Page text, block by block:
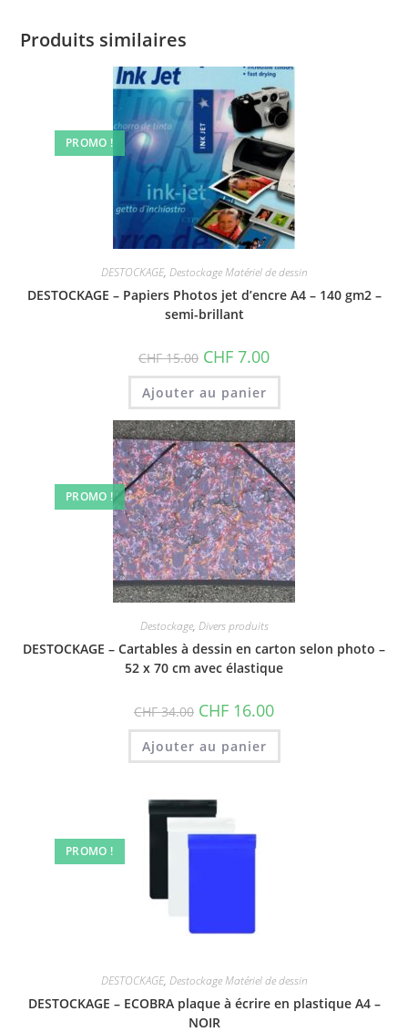
Produits similaires
PROMO !
DESTOCKAGE, Destockage Matériel de dessin
DESTOCKAGE – Papiers Photos jet d’encre A4 – 140 gm2 –
semi-brillant
CHF15.00 Le
prix
initial
était :
CHF 15.00.
CHF 7.00Le
actuel
CHF 7.00.
Ajouter au panier
PROMO !
Destockage, Divers produits
DESTOCKAGE – Cartables à dessin en carton selon photo –
52 x 70 cm avec élastique
CHF34.00 Le
prix
initial
était :
CHF 34.00.
CHF 16.00Le
actuel
CHF 16.00.
Ajouter au panier
PROMO !
DESTOCKAGE, Destockage Matériel de dessin
DESTOCKAGE – ECOBRA plaque à écrire en plastique A4 –
NOIR